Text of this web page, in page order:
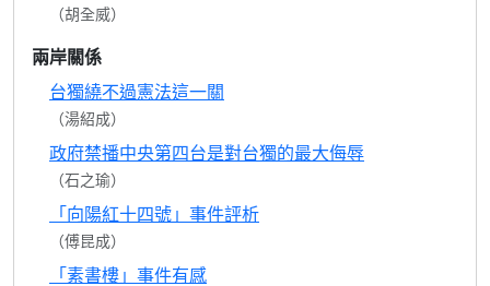
（胡全威）
兩岸關係
台獨繞不過憲法這一關
（湯紹成）
政府禁播中央第四台是對台獨的最大侮辱
（石之瑜）
「向陽紅十四號」事件評析
（傅昆成）
「素書樓」事件有感